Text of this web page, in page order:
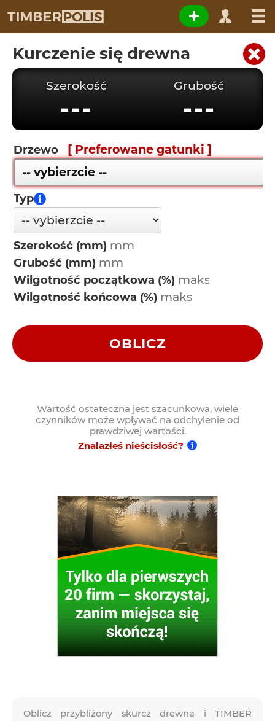
Kurczenie się drewna
Oblicz przybliżony skurcz drewna i TIMBER
Szerokość
---
Grubość
---
Drzewo [ Preferowane gatunki ]
Typ
Szerokość (mm)
Grubość (mm)
Wilgotność początkowa (%)
Wilgotność końcowa (%)
OBLICZ
Wartość ostateczna jest szacunkowa, wiele
czynników może wpływać na odchylenie od
prawdziwej wartości.
Znalazłeś nieścisłość?